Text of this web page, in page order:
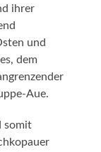
ihrer
und
dem
Aue.
somit